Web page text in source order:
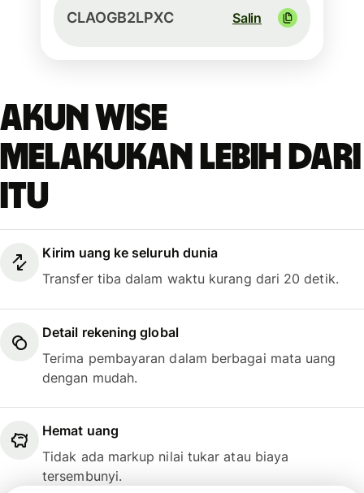
CLAOGB2LPXC Salin
Akun Wise
melakukan lebih dari
itu
Kirim uang ke seluruh dunia
Transfer tiba dalam waktu kurang dari 20 detik.
Detail rekening global
Terima pembayaran dalam berbagai mata uang
dengan mudah.
Hemat uang
Tidak ada markup nilai tukar atau biaya
tersembunyi.